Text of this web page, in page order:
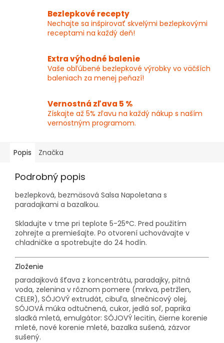
Bezlepkové recepty
Nechajte sa inšpirovať skvelými bezlepkovými
receptami na každý deň!
Extra výhodné balenie
Vaše obľúbené bezlepkové výrobky vo väčších
baleniach za menej peňazí!
Vernostná zľava 5 %
Získajte až 5% zľavu na každý nákup s naším
vernostným programom.
Popis Značka
Podrobný popis
bezlepková, bezmäsová Salsa Napoletana s
paradajkami a bazalkou.
Skladujte v tme pri teplote 5-25°C. Pred použitím
zohrejte a premiešajte. Po otvorení uchovávajte v
chladničke a spotrebujte do 24 hodín.
Zloženie
paradajková šťava z koncentrátu, paradajky, pitná
voda, zelenina v rôznom pomere (mrkva, petržlen,
CELER), SÓJOVÝ extrudát, cibuľa, slnečnicový olej,
SÓJOVÁ múka odtučnená, cukor, jedlá soľ, paprika
sladká mletá, emulgátor: SÓJOVÝ lecitin, čierne korenie
mleté, nové korenie mleté, bazalka sušená, zázvor
sušený.